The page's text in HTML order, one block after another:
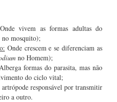
Onde vivem as formas adultas do
no mosquito);
Onde crescem e se diferenciam as
no Homem);
formas do parasita, mas não
do ciclo vital;
responsável por transmitir
a outro.